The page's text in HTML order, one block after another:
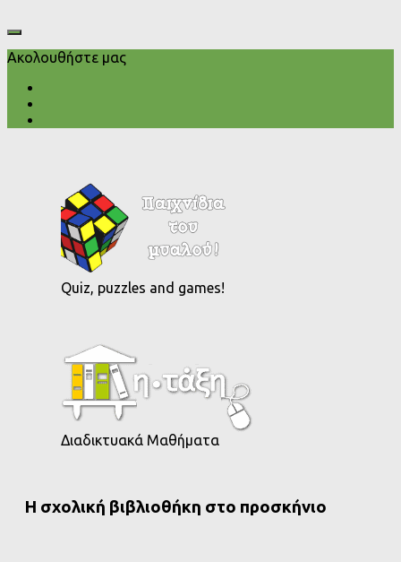
Ακολουθήστε μας
Quiz, puzzles and games!
Διαδικτυακά Μαθήματα
Η σχολική βιβλιοθήκη στο προσκήνιο